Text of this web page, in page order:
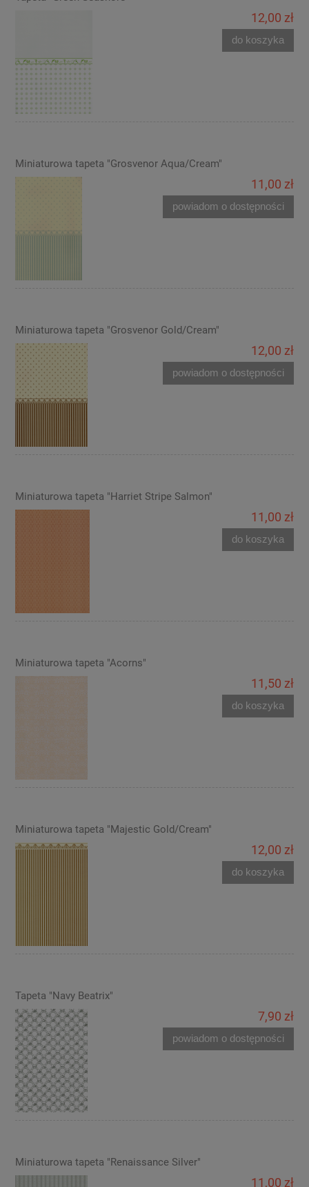
12,00 zł
do koszyka
Miniaturowa tapeta "Grosvenor Aqua/Cream"
11,00 zł
powiadom o dostępności
Miniaturowa tapeta "Grosvenor Gold/Cream"
12,00 zł
powiadom o dostępności
Miniaturowa tapeta "Harriet Stripe Salmon"
11,00 zł
do koszyka
Miniaturowa tapeta "Acorns"
11,50 zł
do koszyka
Miniaturowa tapeta "Majestic Gold/Cream"
12,00 zł
do koszyka
Tapeta "Navy Beatrix"
7,90 zł
powiadom o dostępności
Miniaturowa tapeta "Renaissance Silver"
11,00 zł